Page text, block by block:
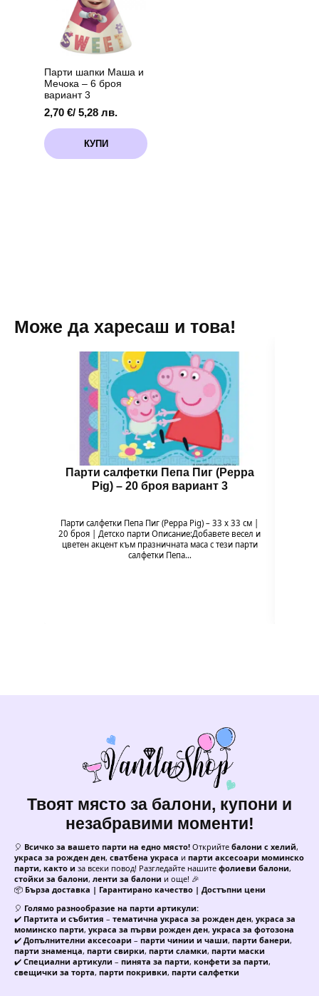
Парти шапки Маша и
Мечока – 6 броя
вариант 3
2,70 €/ 5,28 лв.
КУПИ
Може да харесаш и това!
Парти салфетки Пепа Пиг (Peppa
Pig) – 20 броя вариант 3
Парти салфетки Пепа Пиг (Peppa Pig) – 33 x 33 см |
20 броя | Детско парти Описание:Добавете весел и
цветен акцент към празничната маса с тези парти
салфетки Пепа…
Твоят място за балони, купони и
незабравими моменти!
🎈 Всичко за вашето парти на едно място! Открийте балони с хелий,
украса за рожден ден, сватбена украса и парти аксесоари моминско
парти, както и за всеки повод! Разгледайте нашите фолиеви балони,
стойки за балони, ленти за балони и още! 🎉
📦 Бърза доставка | Гарантирано качество | Достъпни цени
🎈 Голямо разнообразие на парти артикули:
✔️ Партита и събития – тематична украса за рожден ден, украса за
моминско парти, украса за първи рожден ден, украса за фотозона
✔️ Допълнителни аксесоари – парти чинии и чаши, парти банери,
парти знаменца, парти свирки, парти сламки, парти маски
✔️ Специални артикули – пинята за парти, конфети за парти,
свещички за торта, парти покривки, парти салфетки